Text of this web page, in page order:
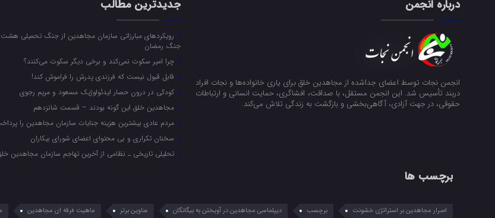
درباره انجمن
انجمن نجات توسط اعضای جداشده از مجاهدین خلق برای یاری خانواده‌ها و نجات افراد
دربند تأسیس شد. این انجمن مستقل، با صداقت، افشاگری، حمایت انسانی و ارتباطات
حقوقی، در جهت آزادی، آگاهی‌بخشی و بازگشت به زندگی تلاش می‌کند.
جدیدترین مطالب
رویکرد‌های مبارزاتی سازمان مجاهدین از جنگ تحمیلی هشت
جنگ رمضان
چرا امیر سکوت نمی‌کند و برخی دیگر سکوت می‌کنند؟
قابل قبول نیست که فرزندی پدرش را فراموش کند!
کودکی در درون حصار ایدئولوژیک مسعود و مریم رجوی
مجاهدین خلق این گونه بودند – قسمت شانزدهم
مردم عادی بیشترین هزینه جنایات سازمان مجاهدین را
سخنان تکراری و بی محتوای اعضای شورای بیکاران
تحلیلی تاریخی ـ نظامی از آخرین تهاجم سازمان مجاهدین
برچسب ها
اصرار مجاهدین بر استراتژی خشونت برچسب دیپلماسی مجاهدین در آویختن به بیگانگان عناوین برتر ماهیت فرقه ای مجاهدین